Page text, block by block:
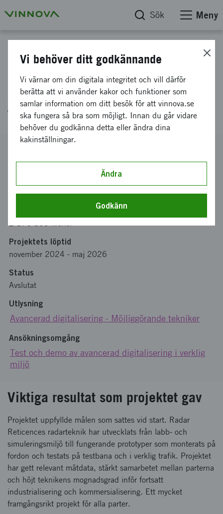
Sök Meny
Utvärdering av långsamma
svep för samexisterande
fordonsradar (SCARCE)
2024-02453
Radar Reticence AB
2 176 803 kronor
Projektets löptid
november 2024 - maj 2026
Status
Avslutat
Utlysning
Avancerad digitalisering - Möjliggörande tekniker
Ansökningsomgång
Test och demo av avancerad digitalisering i verklig
miljö
Viktiga resultat som projektet gav
Projektet uppfyllde målen som sattes vid start. Radar
Reticences radarteknik har utvecklats från labb- och
simuleringsmiljö till fungerande prototyper som monterats på
fordon och testats på testbana och i verklig trafik. Projektet
har gett relevant mätdata, stärkt samarbetet mellan parterna
och höjt teknikens mognadsgrad inför fortsatt
industrialisering och kommersialisering. Ett mycket
framgångsrikt projekt för alla parter.
Vi behöver ditt godkännande
Vi värnar om din digitala integritet och vill därför
berätta att vi använder kakor och funktioner som
samlar information om ditt besök för att vinnova.se
ska fungera så bra som möjligt. Innan du går vidare
behöver du godkänna detta eller ändra dina
kakinställningar.
Ändra
Godkänn